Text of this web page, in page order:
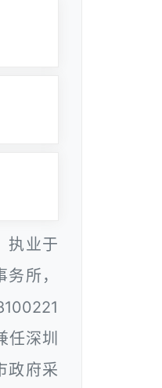
执业于
所，
任深圳
政府采